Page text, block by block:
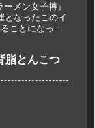
メン女子博』
となったこのイ
ことになって
脂とんこつ